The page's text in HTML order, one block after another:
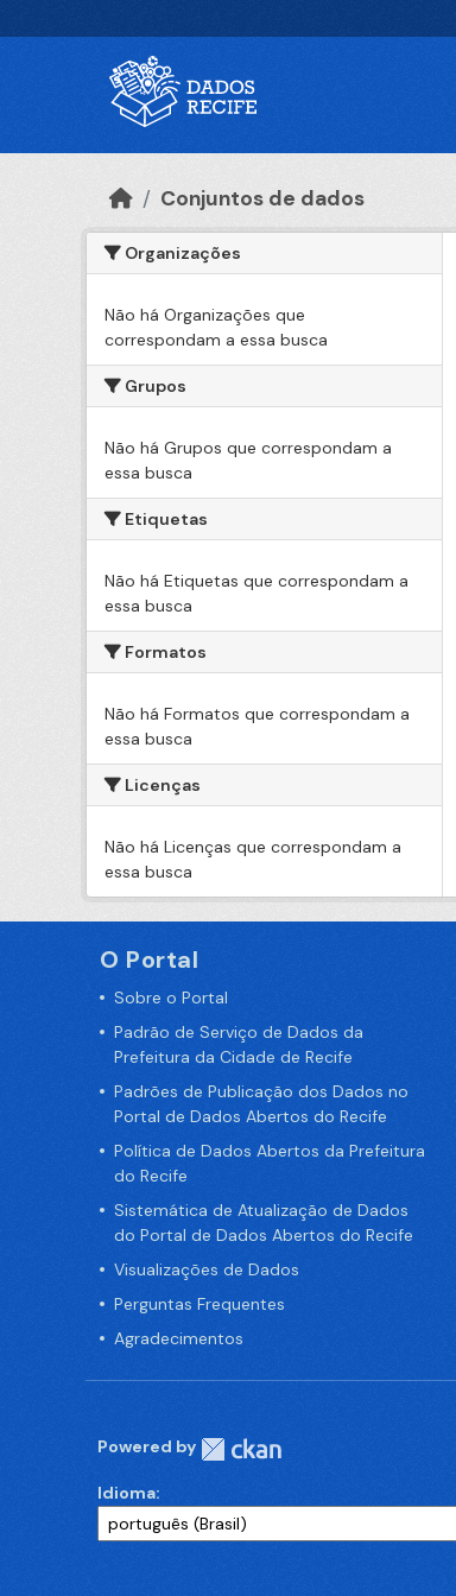
Conjuntos de dados
Organizações
Não há Organizações que
correspondam a essa busca
Grupos
Não há Grupos que correspondam a
essa busca
Etiquetas
Não há Etiquetas que correspondam a
essa busca
Formatos
Não há Formatos que correspondam a
essa busca
Licenças
Não há Licenças que correspondam a
essa busca
O Portal
Sobre o Portal
Padrão de Serviço de Dados da
Prefeitura da Cidade de Recife
Padrões de Publicação dos Dados no
Portal de Dados Abertos do Recife
Política de Dados Abertos da Prefeitura
do Recife
Sistemática de Atualização de Dados
do Portal de Dados Abertos do Recife
Visualizações de Dados
Perguntas Frequentes
Agradecimentos
Powered by
Idioma